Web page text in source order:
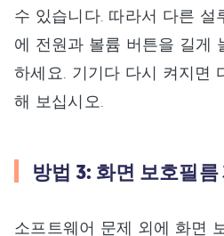
수 있습니다. 따라서 다른 설
에 전원과 볼륨 버튼을 길게
하세요. 기기다 다시 켜지면
해 보십시오.
방법 3: 화면 보호필
소프트웨어 문제 외에 화면